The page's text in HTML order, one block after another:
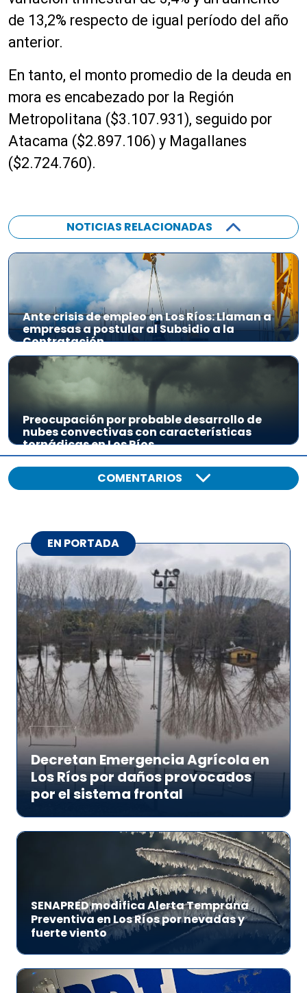
de 13,2% respecto de igual período del año
anterior.
En tanto, el monto promedio de la deuda en
mora es encabezado por la Región
Metropolitana ($3.107.931), seguido por
Atacama ($2.897.106) y Magallanes
($2.724.760).
NOTICIAS RELACIONADAS
Ante crisis de empleo en Los Ríos: Llaman a
empresas a postular al Subsidio a la
Contratación
Preocupación por probable desarrollo de
nubes convectivas con características
tornádicas en Los Ríos
COMENTARIOS
EN PORTADA
Decretan Emergencia Agrícola en
Los Ríos por daños provocados
por el sistema frontal
SENAPRED modifica Alerta Temprana
Preventiva en Los Ríos por nevadas y
fuerte viento